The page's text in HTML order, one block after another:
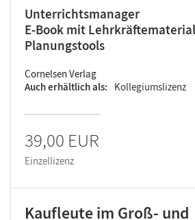
Unterrichtsmanager
E-Book mit
Planungstools
Cornelsen Verlag
Auch erhältlich als
Kollegiumslizenz
39,00 EUR
Einzellizenz
Kaufleute im Groß- und